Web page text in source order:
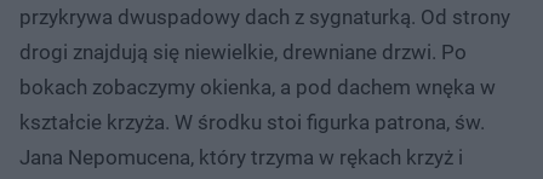
przykrywa dwuspadowy dach z sygnaturką. Od strony
drogi znajdują się niewielkie, drewniane drzwi. Po
bokach zobaczymy okienka, a pod dachem wnęka w
kształcie krzyża. W środku stoi figurka patrona, św.
Jana Nepomucena, który trzyma w rękach krzyż i